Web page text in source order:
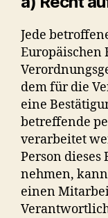
Jede
dem für die
eine
betreffende
verarbeitet
Person
nehmen,
einen